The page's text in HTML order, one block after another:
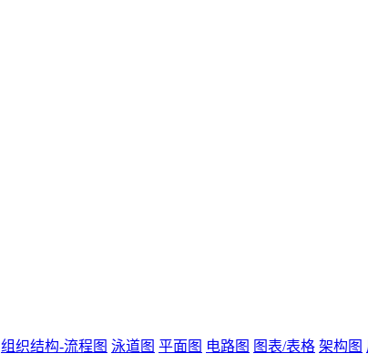
组织结构-流程图 泳道图 平面图 电路图 图表/表格 架构图